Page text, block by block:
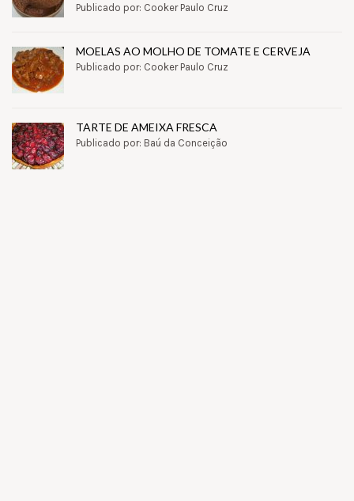
Publicado por: Cooker Paulo Cruz
MOELAS AO MOLHO DE TOMATE E CERVEJA
Publicado por: Cooker Paulo Cruz
TARTE DE AMEIXA FRESCA
Publicado por: Baú da Conceição